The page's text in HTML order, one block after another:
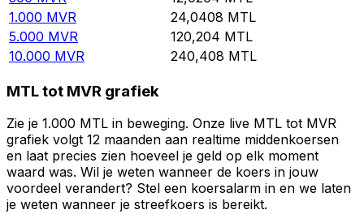
1.000 MVR 24,0408 MTL
5.000 MVR 120,204 MTL
10.000 MVR 240,408 MTL
MTL tot MVR grafiek
Zie je 1.000 MTL in beweging. Onze live MTL tot MVR
grafiek volgt 12 maanden aan realtime middenkoersen
en laat precies zien hoeveel je geld op elk moment
waard was. Wil je weten wanneer de koers in jouw
voordeel verandert? Stel een koersalarm in en we laten
je weten wanneer je streefkoers is bereikt.